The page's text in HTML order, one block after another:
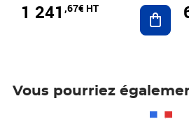
1 241 ,67€ HT
Vous pourriez